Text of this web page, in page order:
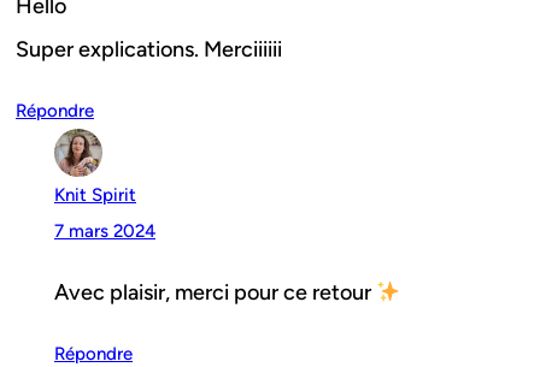
Hello
Super explications. Merciiiiii
Répondre
Knit Spirit
7 mars 2024
Avec plaisir, merci pour ce retour
Répondre